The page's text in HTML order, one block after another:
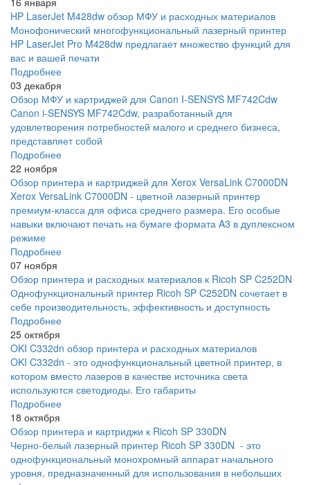
HP LaserJet M428dw обзор МФУ и расходных материалов
Монофонический многофункциональный лазерный принтер
HP LaserJet Pro M428dw предлагает множество функций для
вас и вашей печати
Подробнее
03 декабря
Обзор МФУ и картриджей для Canon I-SENSYS MF742Cdw
Canon i-SENSYS MF742Cdw, разработанный для
удовлетворения потребностей малого и среднего бизнеса,
представляет собой
Подробнее
22 ноября
Обзор принтера и картриджей для Xerox VersaLink C7000DN
Xerox VersaLink C7000DN - цветной лазерный принтер
премиум-класса для офиса среднего размера. Его особые
навыки включают печать на бумаге формата A3 в дуплексном
режиме
Подробнее
07 ноября
Обзор принтера и расходных материалов к Ricoh SP C252DN
Однофункциональный принтер Ricoh SP C252DN сочетает в
себе производительность, эффективность и доступность
Подробнее
25 октября
OKI C332dn обзор принтера и расходных материалов
OKI C332dn - это однофункциональный цветной принтер, в
котором вместо лазеров в качестве источника света
используются светодиоды. Его габариты
Подробнее
18 октября
Обзор принтера и картриджи к Ricoh SP 330DN
Черно-белый лазерный принтер Ricoh SP 330DN - это
однофункциональный монохромный аппарат начального
уровня, предназначенный для использования в небольших